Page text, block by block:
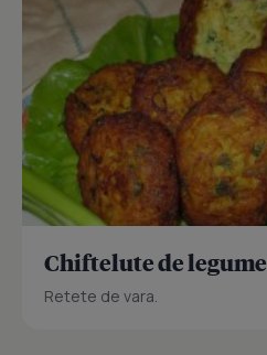
Chiftelute de legume
Retete de vara.